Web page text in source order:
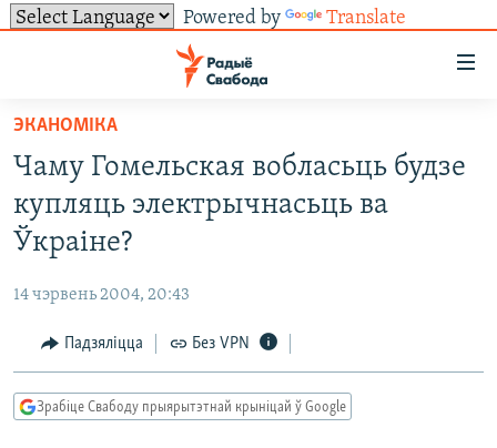
Powered by Translate
ўнівэрсальнага
доступу
Перайсьці
галоўнага
зьместу
Перайсьці
да
навігацыі
Перайсьці
да
УСЕ НАВІНЫ
ВІДЭА І ФОТА
ПАЛІТЫКА
ЭКАНОМІКА
ТОЛЬКІ НА СВАБОДЗЕ
ГІСТОРЫЯ НА СВАБОДЗЕ
ПАДКАСТЫ
СУВЯЗЬ
ПАДЗЯЛІЦЦА ІНФАРМАЦЫЯЙ
RSS
ПАДКАСТЫ
ЭКАНОМІКА
Чаму Гомельская вобласьць будзе
купляць электрычнасьць ва
Ўкраіне?
14 чэрвень 2004, 20:43
Падзяліцца Без VPN
Зрабіце Свабоду прыярытэтнай крыніцай ў Google